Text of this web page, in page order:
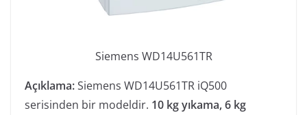
Siemens WD14U561TR
Açıklama:Siemens WD14U561TR iQ500
serisinden bir modeldir. 10 kg yıkama, 6 kg